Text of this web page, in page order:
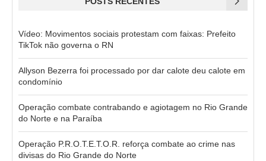
Vídeo: Movimentos sociais protestam com faixas: Prefeito
TikTok não governa o RN
Allyson Bezerra foi processado por dar calote deu calote em
condomínio
Operação combate contrabando e agiotagem no Rio Grande
do Norte e na Paraíba
Operação P.R.O.T.E.T.O.R. reforça combate ao crime nas
divisas do Rio Grande do Norte